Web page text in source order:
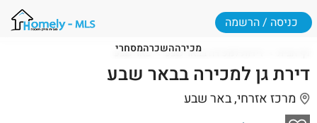
מכירההשכרהמסחרי
כניסה / הרשמה
דירות למכירה בבאר שבע באר שבע
דירת גן למכירה בבאר שבע
מרכז אזרחי, באר שבע